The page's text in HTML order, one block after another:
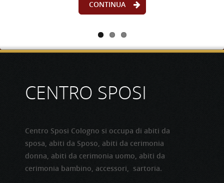
CONTINUA
CENTRO SPOSI
Centro Sposi Cologno si occupa di abiti da
sposa, abiti da Sposo, abiti da cerimonia
donna, abiti da cerimonia uomo, abiti da
cerimonia bambino, accessori, sartoria.